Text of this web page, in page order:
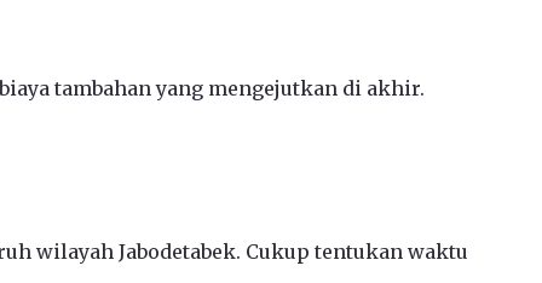
tambahan yang mengejutkan di akhir.
wilayah Jabodetabek. Cukup tentukan waktu